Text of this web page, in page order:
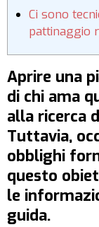
Ci sono
pattinaggio
Aprire una
di chi ama
alla ricerca
Tuttavia,
obblighi
questo
le
guida.